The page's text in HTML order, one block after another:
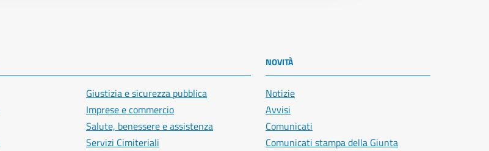
Giustizia e sicurezza pubblica
Imprese e commercio
Salute, benessere e assistenza
Servizi Cimiteriali
NOVITÀ
Notizie
Avvisi
Comunicati
Comunicati stampa della Giunta